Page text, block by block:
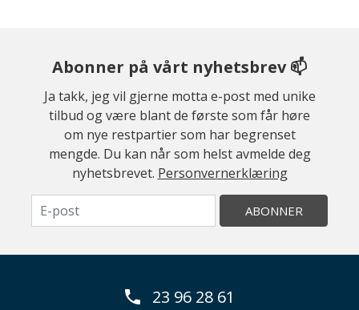
Abonner på vårt nyhetsbrev 📫
Ja takk, jeg vil gjerne motta e-post med unike
tilbud og være blant de første som får høre
om nye restpartier som har begrenset
mengde. Du kan når som helst avmelde deg
nyhetsbrevet. Personvernerklæring
ABONNER
23 96 28 61